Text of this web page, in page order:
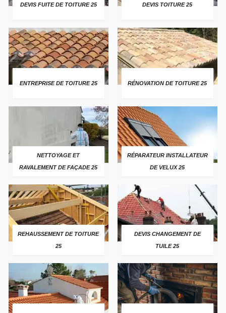
DEVIS FUITE DE TOITURE 25 DEVIS TOITURE 25
ENTREPRISE DE TOITURE 25 RÉNOVATION DE TOITURE 25
NETTOYAGE ET
RAVALEMENT DE FAÇADE 25
RÉPARATEUR INSTALLATEUR
DE VELUX 25
REHAUSSEMENT DE TOITURE
25
DEVIS CHANGEMENT DE
TUILE 25